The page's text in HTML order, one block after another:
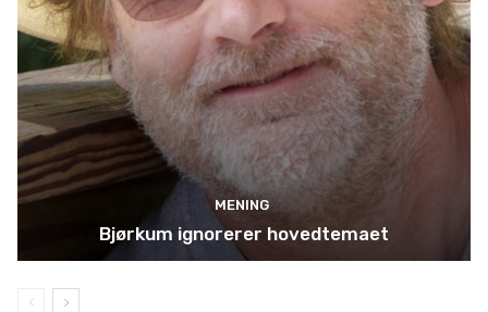
MENING
Bjørkum ignorerer hovedtemaet